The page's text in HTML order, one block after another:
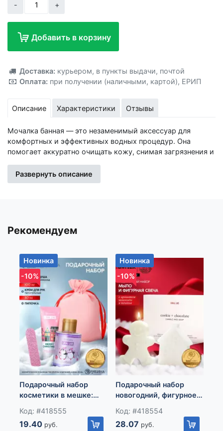
- +
Добавить в корзину
Доставка: курьером, в пункты выдачи, почтой
Оплата: при получении (наличными, картой), ЕРИП
Описание Характеристики Отзывы
Мочалка банная — это незаменимый аксессуар для
комфортных и эффективных водных процедур. Она
помогает аккуратно очищать кожу, снимая загрязнения и
кровообращения. Преимущества: Банная мочалка
обладает хорошей эластичностью и легко пенится. При
применения: Намочите мочалку в теплой воде. Нанесите
на нее немного моющего средства (гель для душа или
кожу, улучшая ее очищение и подготовку к дальнейшему
уходу. После использования тщательно ополосните
мочалку и дайте ей высохнуть. Если у вас есть вопросы
по данному товару, Вы всегда можете позвонить в нашу
информационную службу (озвучив код товара: 417518) и
наши сотрудники ответят на все интересующие вас
вопросы.
Импортер: Частное торговое унитарное предприятие
«Книжный Клуб», Республика Беларусь, 223060, Минская
обл., Минский р-н, Новодворский с/с, дом 40, помещение
Развернуть описание
Рекомендуем
Новинка
-10%
Подарочный набор
косметики в мешке:
гель для душа, аромат
фруктовый лимонад,
Код: #418555
19.40 руб.
Новинка
-10%
Подарочный набор
новогодний, фигурное
URAL LAB
Код: #418554
28.07 руб.